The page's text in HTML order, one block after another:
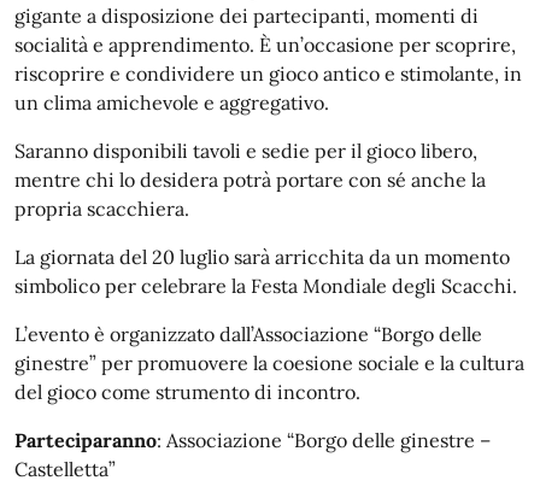
gigante a disposizione dei partecipanti, momenti di
socialità e apprendimento. È un’occasione per scoprire,
riscoprire e condividere un gioco antico e stimolante, in
un clima amichevole e aggregativo.
Saranno disponibili tavoli e sedie per il gioco libero,
mentre chi lo desidera potrà portare con sé anche la
propria scacchiera.
La giornata del 20 luglio sarà arricchita da un momento
simbolico per celebrare la Festa Mondiale degli Scacchi.
L’evento è organizzato dall’Associazione “Borgo delle
ginestre” per promuovere la coesione sociale e la cultura
del gioco come strumento di incontro.
Parteciparanno: Associazione “Borgo delle ginestre –
Castelletta”